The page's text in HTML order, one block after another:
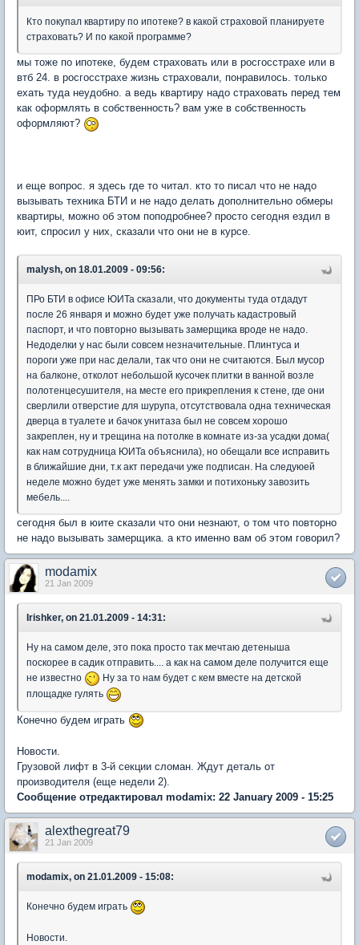
Кто покупал квартиру по ипотеке? в какой страховой планируете
страховать? И по какой программе?
мы тоже по ипотеке, будем страховать или в росгосстрахе или в
втб 24. в росгосстрахе жизнь страховали, понравилось. только
ехать туда неудобно. а ведь квартиру надо страховать перед тем
как оформлять в собственность? вам уже в собственность
оформляют?
и еще вопрос. я здесь где то читал. кто то писал что не надо
вызывать техника БТИ и не надо делать дополнительно обмеры
квартиры, можно об этом поподробнее? просто сегодня ездил в
юит, спросил у них, сказали что они не в курсе.
malysh, on 18.01.2009 - 09:56:
ПРо БТИ в офисе ЮИТа сказали, что документы туда отдадут
после 26 января и можно будет уже получать кадастровый
паспорт, и что повторно вызывать замерщика вроде не надо.
Недоделки у нас были совсем незначительные. Плинтуса и
пороги уже при нас делали, так что они не считаются. Был мусор
на балконе, отколот небольшой кусочек плитки в ванной возле
полотенцесушителя, на месте его прикрепления к стене, где они
сверлили отверстие для шурупа, отсутствовала одна техническая
дверца в туалете и бачок унитаза был не совсем хорошо
закреплен, ну и трещина на потолке в комнате из-за усадки дома(
как нам сотрудница ЮИТа объяснила), но обещали все исправить
в ближайшие дни, т.к акт передачи уже подписан. На следуюей
неделе можно будет уже менять замки и потихоньку завозить
мебель....
сегодня был в юите сказали что они незнают, о том что повторно
не надо вызывать замерщика. а кто именно вам об этом говорил?
modamix
21 Jan 2009
Irishker, on 21.01.2009 - 14:31:
Ну на самом деле, это пока просто так мечтаю детеныша
поскорее в садик отправить.... а как на самом деле получится еще
не известно
Ну за то нам будет с кем вместе на детской
площадке гулять
Конечно будем играть
Новости.
Грузовой лифт в 3-й секции сломан. Ждут деталь от
производителя (еще недели 2).
Сообщение отредактировал modamix: 22 January 2009 - 15:25
alexthegreat79
21 Jan 2009
modamix, on 21.01.2009 - 15:08:
Конечно будем играть
Новости.